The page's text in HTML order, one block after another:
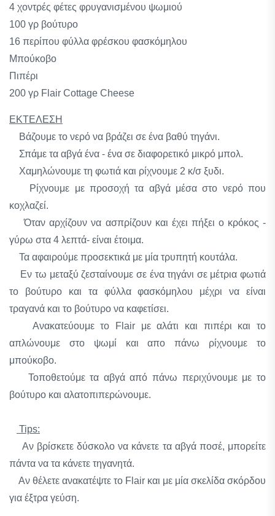
4 χοντρές φέτες φρυγανισμένου ψωμιού
100 γρ βούτυρο
16 περίπου φύλλα φρέσκου φασκόμηλου
Μπούκοβο
Πιπέρι
200 γρ Flair Cottage Cheese
ΕΚΤΕΛΕΣΗ
Βάζουμε το νερό να βράζει σε ένα βαθύ τηγάνι.
Σπάμε τα αβγά ένα - ένα σε διαφορετικό μικρό μπολ.
Χαμηλώνουμε τη φωτιά και ρίχνουμε 2 κ/σ ξυδι.
Ρίχνουμε με προσοχή τα αβγά μέσα στο νερό που
κοχλαζεί.
Όταν αρχίζουν να ασπρίζουν και έχει πήξει ο κρόκος -
γύρω στα 4 λεπτά- είναι έτοιμα.
Τα αφαιρούμε προσεκτικά με μία τρυπητή κουτάλα.
Εν τω μεταξύ ζεσταίνουμε σε ένα τηγάνι σε μέτρια φωτιά
το βούτυρο και τα φύλλα φασκόμηλου μέχρι να είναι
τραγανά και το βούτυρο να καφετίσει.
Ανακατεύουμε το Flair με αλάτι και πιπέρι και το
απλώνουμε στο ψωμί και απο πάνω ρίχνουμε το
μπούκοβο.
Τοποθετούμε τα αβγά από πάνω περιχύνουμε με το
βούτυρο και αλατοπιπερώνουμε.
Tips:
Αν βρίσκετε δύσκολο να κάνετε τα αβγά ποσέ, μπορείτε
πάντα να τα κάνετε τηγανητά.
Αν θέλετε ανακατέψτε το Flair και με μία σκελίδα σκόρδου
για έξτρα γεύση.